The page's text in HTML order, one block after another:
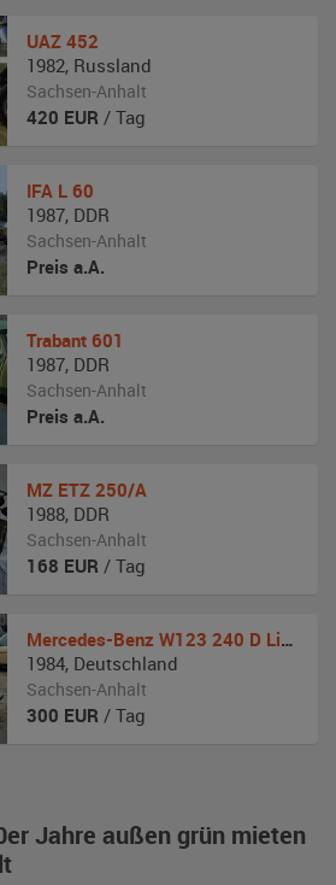
Jahre außen grün mieten
UAZ 452
1982, Russland
Sachsen-Anhalt
420 EUR / Tag
IFA L 60
1987, DDR
Sachsen-Anhalt
Preis a.A.
Trabant 601
1987, DDR
Sachsen-Anhalt
Preis a.A.
MZ ETZ 250/A
1988, DDR
Sachsen-Anhalt
168 EUR / Tag
Mercedes-Benz W123 240 D Limousine
1984, Deutschland
Sachsen-Anhalt
300 EUR / Tag